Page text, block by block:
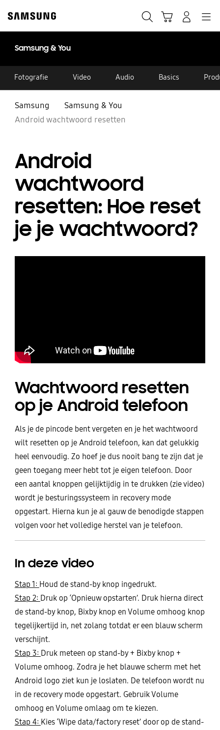
content
Samsung & You
Fotografie Video Audio Basics
Samsung
Samsung & You
Android wachtwoord resetten
Android
wachtwoord
resetten: Hoe reset
je je wachtwoord?
Wachtwoord resetten
op je Android telefoon
Als je de pincode bent vergeten en je het wachtwoord
wilt resetten op je Android telefoon, kan dat gelukkig
heel eenvoudig. Zo hoef je dus nooit bang te zijn dat je
geen toegang meer hebt tot je eigen telefoon. Door
een aantal knoppen gelijktijdig in te drukken (zie video)
wordt je besturingssysteem in recovery mode
opgestart. Hierna kun je al gauw de benodigde stappen
volgen voor het volledige herstel van je telefoon.
In deze video
Stap 1: Houd de stand-by knop ingedrukt.
Stap 2: Druk op ‘Opnieuw opstarten’. Druk hierna direct
de stand-by knop, Bixby knop en Volume omhoog knop
tegelijkertijd in, net zolang totdat er een blauw scherm
verschijnt.
Stap 3: Druk meteen op stand-by + Bixby knop +
Volume omhoog. Zodra je het blauwe scherm met het
Android logo ziet kun je loslaten. De telefoon wordt nu
in de recovery mode opgestart. Gebruik Volume
omhoog en Volume omlaag om te kiezen.
Stap 4: Kies ‘Wipe data/factory reset’ door op de stand-